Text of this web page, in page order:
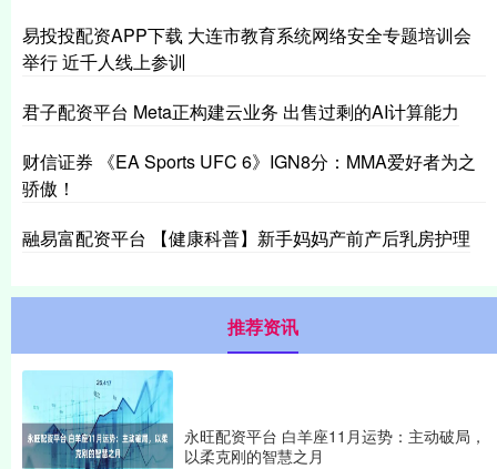
易投投配资APP下载 大连市教育系统网络安全专题培训会
举行 近千人线上参训
君子配资平台 Meta正构建云业务 出售过剩的AI计算能力
财信证券 《EA Sports UFC 6》IGN8分：MMA爱好者为之
骄傲！
融易富配资平台 【健康科普】新手妈妈产前产后乳房护理
推荐资讯
永旺配资平台 白羊座11月运势：主动破局，
以柔克刚的智慧之月